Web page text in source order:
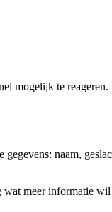
mogelijk te reageren.
naam,
meer informatie